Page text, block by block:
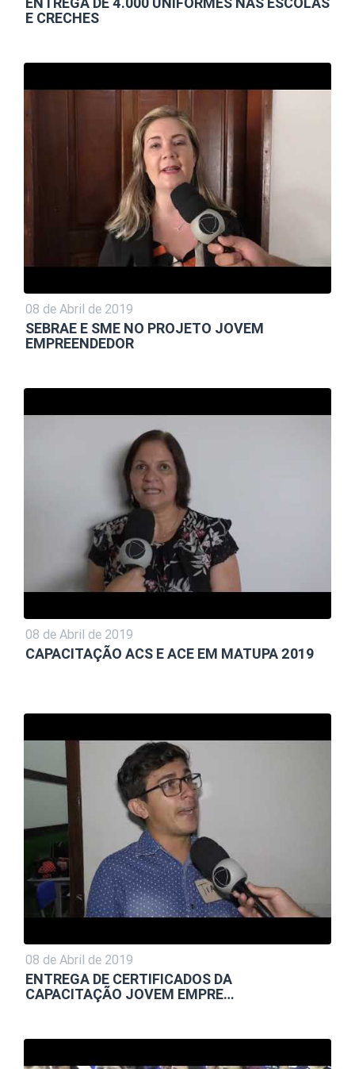
E CRECHES
08 de Abril de 2019
SEBRAE E SME NO PROJETO JOVEM
EMPREENDEDOR
08 de Abril de 2019
CAPACITAÇÃO ACS E ACE EM MATUPA 2019
08 de Abril de 2019
ENTREGA DE CERTIFICADOS DA
CAPACITAÇÃO JOVEM EMPRE…